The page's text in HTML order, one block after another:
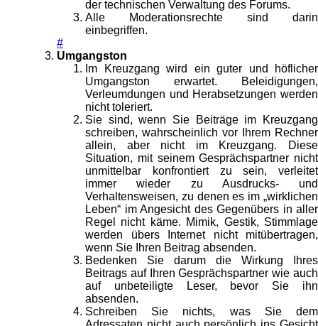
der technischen Verwaltung des Forums.
Alle Moderationsrechte sind darin
einbegriffen.
#
Umgangston
Im Kreuzgang wird ein guter und höflicher
Umgangston erwartet. Beleidigungen,
Verleumdungen und Herabsetzungen werden
nicht toleriert.
Sie sind, wenn Sie Beiträge im Kreuzgang
schreiben, wahrscheinlich vor Ihrem Rechner
allein, aber nicht im Kreuzgang. Diese
Situation, mit seinem Gesprächspartner nicht
unmittelbar konfrontiert zu sein, verleitet
immer wieder zu Ausdrucks- und
Verhaltensweisen, zu denen es im „wirklichen
Leben“ im Angesicht des Gegenübers in aller
Regel nicht käme. Mimik, Gestik, Stimmlage
werden übers Internet nicht mitübertragen,
wenn Sie Ihren Beitrag absenden.
Bedenken Sie darum die Wirkung Ihres
Beitrags auf Ihren Gesprächspartner wie auch
auf unbeteiligte Leser, bevor Sie ihn
absenden.
Schreiben Sie nichts, was Sie dem